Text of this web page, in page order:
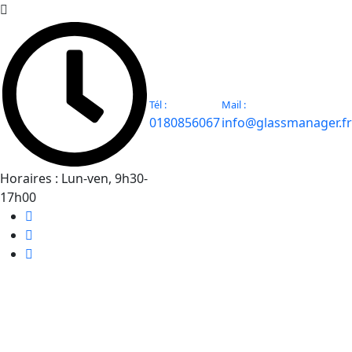
Horaires : Lun-ven, 9h30-
17h00
Tél :
0180856067
Mail :
info@glassmanager.fr